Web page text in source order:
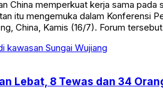
China memperkuat kerja sama
itu mengemuka dalam Konferensi
China, Kamis (16/7). Forum
Lebat, 8 Tewas dan 34